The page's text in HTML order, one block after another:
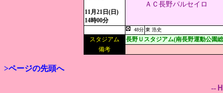
11月21日(日)
14時00分
ＡＣ長野パルセイロ
48分 東 浩史
スタジアム
長野Ｕスタジアム(南長野運動公園
備考
>ページの先頭へ
--